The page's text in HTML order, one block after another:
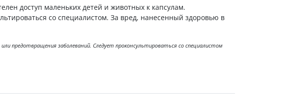
доступ маленьких детей и животных к капсулам.
со специалистом. За вред, нанесенный здоровью в
предотвращения заболеваний. Следует проконсультироваться со специалистом